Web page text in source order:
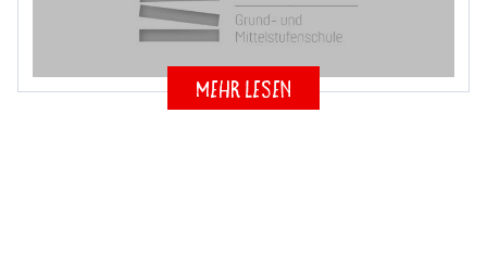
mehr lesen